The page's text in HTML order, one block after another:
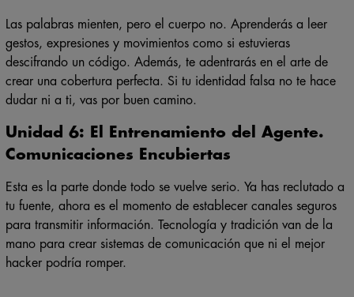
Las palabras mienten, pero el cuerpo no. Aprenderás a leer
gestos, expresiones y movimientos como si estuvieras
descifrando un código. Además, te adentrarás en el arte de
crear una cobertura perfecta. Si tu identidad falsa no te hace
dudar ni a ti, vas por buen camino.
Unidad 6: El Entrenamiento del Agente.
Comunicaciones Encubiertas
Esta es la parte donde todo se vuelve serio. Ya has reclutado a
tu fuente, ahora es el momento de establecer canales seguros
para transmitir información. Tecnología y tradición van de la
mano para crear sistemas de comunicación que ni el mejor
hacker podría romper.